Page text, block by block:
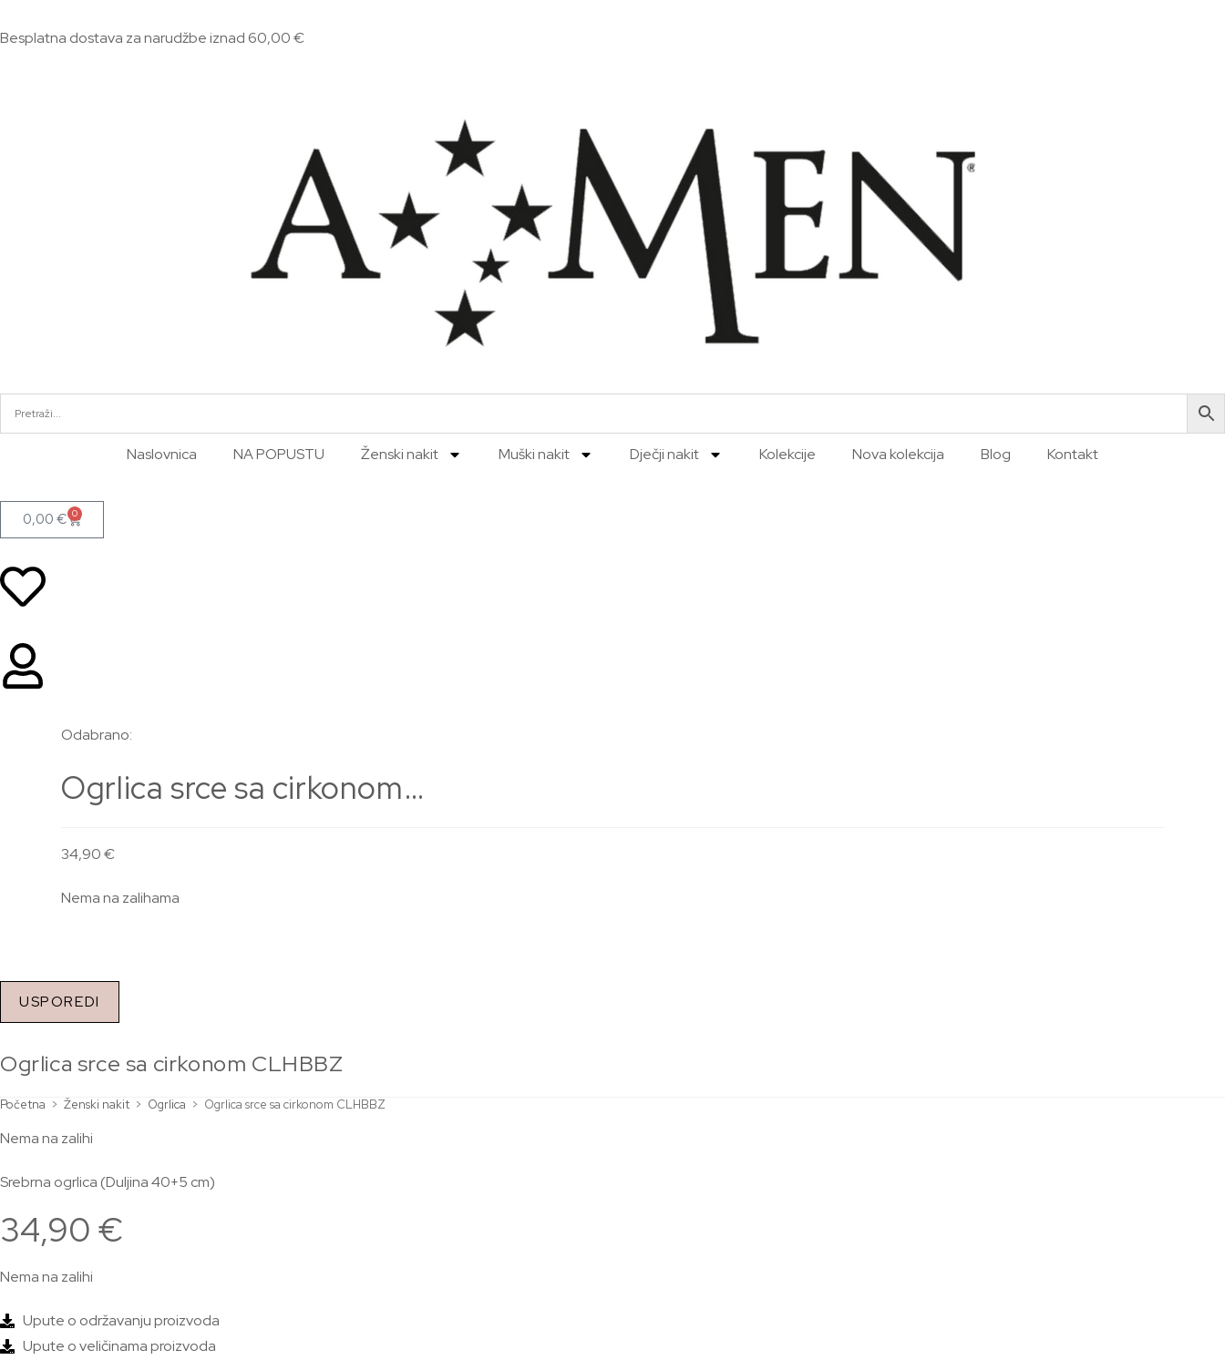
Besplatna dostava za narudžbe iznad 60,00 €
Naslovnica NA POPUSTU Ženski nakit Muški nakit Dječji nakit Kolekcije Nova kolekcija Blog Kontakt
0,00 € 0
Odabrano:
Ogrlica srce sa cirkonom…
34,90€
Nema na zalihama
USPOREDI
Ogrlica srce sa cirkonom CLHBBZ
Početna > Ženski nakit > Ogrlica > Ogrlica srce sa cirkonom CLHBBZ
Nema na zalihi
Srebrna ogrlica (Duljina 40+5 cm)
34,90 €
Nema na zalihi
Upute o održavanju proizvoda
Upute o veličinama proizvoda